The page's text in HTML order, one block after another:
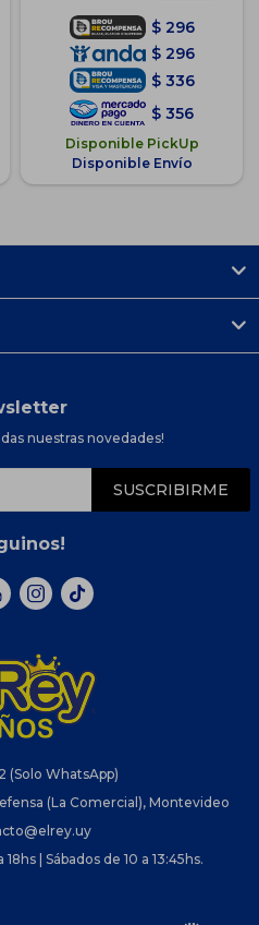
$ 296
$ 296
$ 336
$ 356
Disponible PickUp
Disponible Envío
(Solo WhatsApp)
(La Comercial), Montevideo
| Sábados de 10 a 13:45hs.
nuestras novedades!
SUSCRIBIRME
